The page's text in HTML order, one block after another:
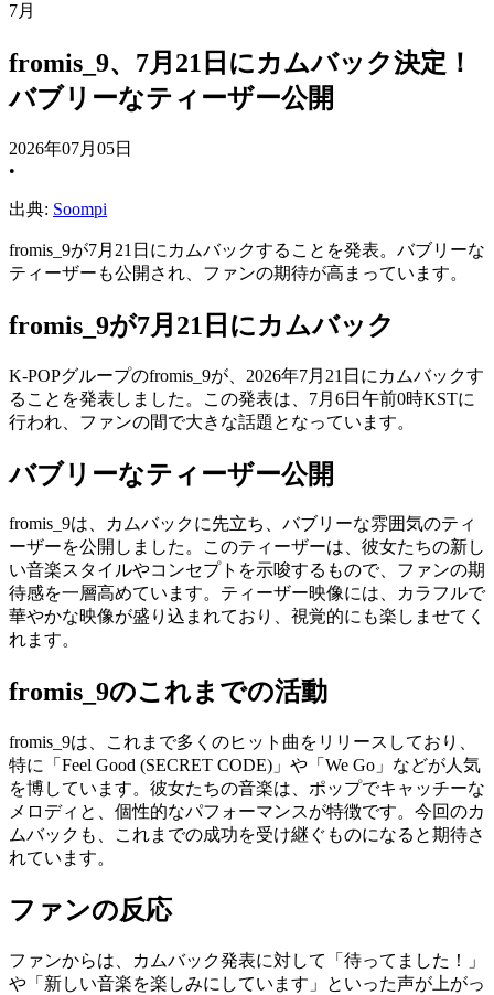
7月
fromis_9、7月21日にカムバック決定！
バブリーなティーザー公開
2026年07月05日
•
出典: Soompi
fromis_9が7月21日にカムバックすることを発表。バブリーな
ティーザーも公開され、ファンの期待が高まっています。
fromis_9が7月21日にカムバック
K-POPグループのfromis_9が、2026年7月21日にカムバックす
ることを発表しました。この発表は、7月6日午前0時KSTに
行われ、ファンの間で大きな話題となっています。
バブリーなティーザー公開
fromis_9は、カムバックに先立ち、バブリーな雰囲気のティ
ーザーを公開しました。このティーザーは、彼女たちの新し
い音楽スタイルやコンセプトを示唆するもので、ファンの期
待感を一層高めています。ティーザー映像には、カラフルで
華やかな映像が盛り込まれており、視覚的にも楽しませてく
れます。
fromis_9のこれまでの活動
fromis_9は、これまで多くのヒット曲をリリースしており、
特に「Feel Good (SECRET CODE)」や「We Go」などが人気
を博しています。彼女たちの音楽は、ポップでキャッチーな
メロディと、個性的なパフォーマンスが特徴です。今回のカ
ムバックも、これまでの成功を受け継ぐものになると期待さ
れています。
ファンの反応
ファンからは、カムバック発表に対して「待ってました！」
や「新しい音楽を楽しみにしています」といった声が上がっ